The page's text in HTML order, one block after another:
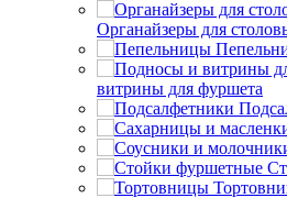
Органайзеры для
витрины для фуршета